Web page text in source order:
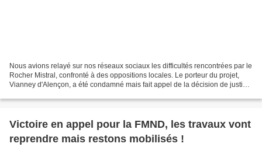
Nous avions relayé sur nos réseaux sociaux les difficultés rencontrées par le
Rocher Mistral, confronté à des oppositions locales. Le porteur du projet,
Vianney d'Alençon, a été condamné mais fait appel de la décision de justice
Victoire en appel pour la FMND, les travaux vont
reprendre mais restons mobilisés !